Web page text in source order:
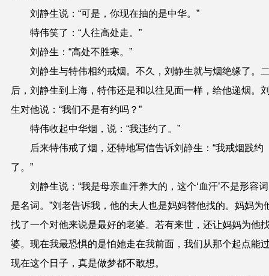
刘静生说：“可是，你现在抽的是中华。”
特伟笑了：“人往高处走。”
刘静生：“高处不胜寒。”
刘静生与特伟相约戒烟。不久，刘静生就与烟绝缘了。
后，刘静生到上海，特伟还是和以往见面一样，给他递烟。
生对他说：“我们不是有约吗？”
特伟收起中华烟，说：“我违约了。”
后来特伟戒了烟，还特地写信告诉刘静生：“我戒烟践约
了。”
刘静生说：“我是母亲血汗养大的，这个‘血汗’不是形容
是名词。”刘老告诉我，他的夫人也是妈妈替他找的。妈妈为
找了一个对他来说是最好的老婆。若有来世，还让妈妈为他
婆。 现在我最恐惧的是怕她走在我前面 ， 我们从那个起点能
现在这个 日子， 真是做梦都不敢想。